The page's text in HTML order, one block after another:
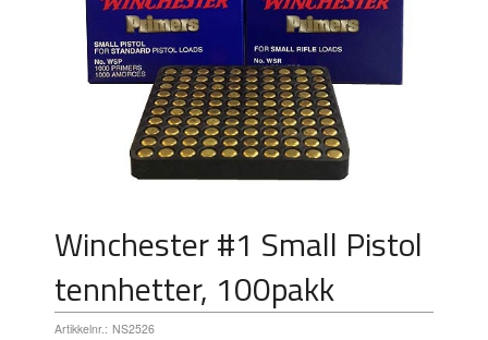
Winchester #1 Small Pistol
tennhetter, 100pakk
Artikkelnr.: NS2526